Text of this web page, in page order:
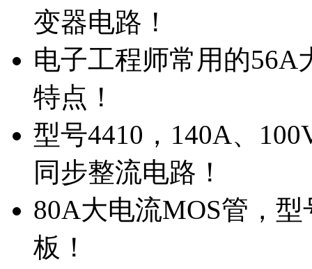
变器电路！
电子工程师常用的56A
特点！
型号4410，140A、
同步整流电路！
80A大电流MOS管，
板！